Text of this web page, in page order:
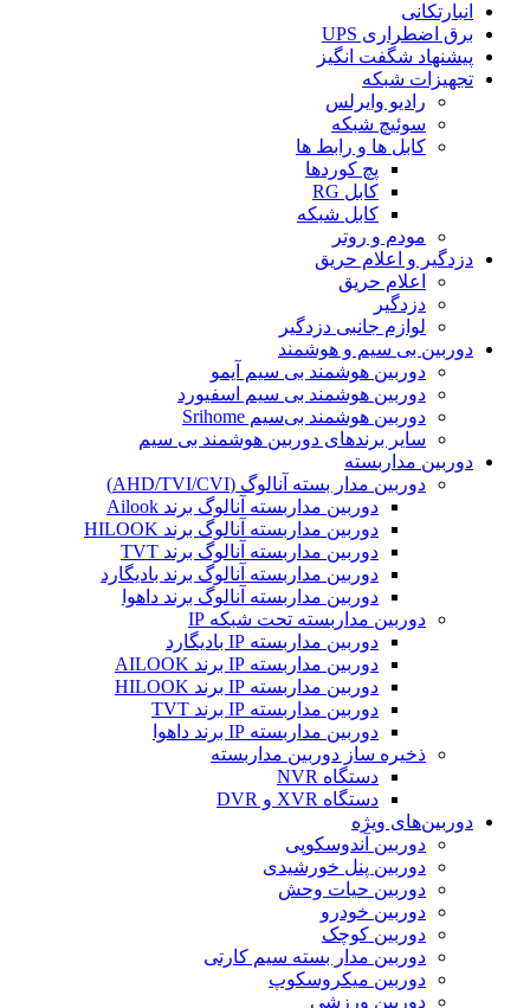
انبارتکانی
برق اضطراری UPS
پیشنهاد شگفت انگیز
تجهیزات شبکه
رادیو وایرلس
سوئیچ شبکه
کابل ها و رابط ها
پچ کوردها
کابل RG
کابل شبکه
مودم و روتر
دزدگیر و اعلام حریق
اعلام حریق
دزدگیر
لوازم جانبی دزدگیر
دوربین بی سیم و هوشمند
دوربین هوشمند بی سیم آیمو
دوربین هوشمند بی سیم اسفیورد
دوربین هوشمند بی‌سیم Srihome
سایر برندهای دوربین هوشمند بی سیم
دوربین مداربسته
دوربین مدار بسته آنالوگ (AHD/TVI/CVI)
دوربین مداربسته آنالوگ برند Ailook
دوربین مداربسته آنالوگ برند HILOOK
دوربین مداربسته آنالوگ برند TVT
دوربین مداربسته آنالوگ برند بادیگارد
دوربین مداربسته آنالوگ برند داهوا
دوربین مداربسته تحت شبکه IP
دوربین مداربسته IP بادیگارد
دوربین مداربسته IP برند AILOOK
دوربین مداربسته IP برند HILOOK
دوربین مداربسته IP برند TVT
دوربین مداربسته IP برند داهوا
ذخیره ساز دوربین مداربسته
دستگاه NVR
دستگاه XVR و DVR
دوربین‌های ویژه
دوربین آندوسکوپی
دوربین پنل خورشیدی
دوربین حیات وحش
دوربین خودرو
دوربین کوچک
دوربین مدار بسته سیم کارتی
دوربین میکروسکوپ
دوربین ورزشی